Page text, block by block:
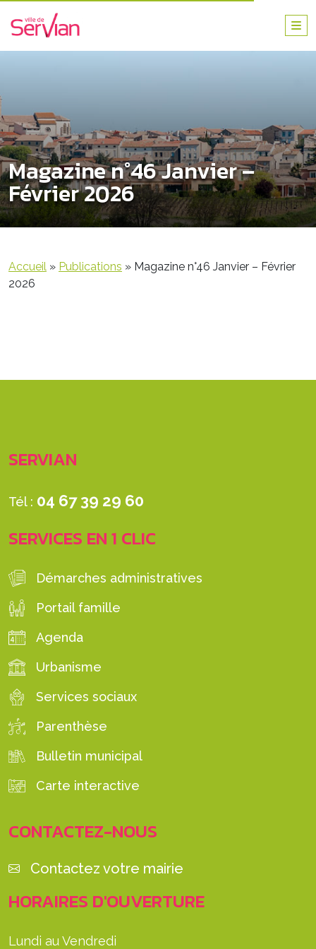
Magazine n°46 Janvier –
Février 2026
Accueil » Publications » Magazine n°46 Janvier – Février
2026
SERVIAN
Tél : 04 67 39 29 60
SERVICES EN 1 CLIC
Démarches administratives
Portail famille
Agenda
Urbanisme
Services sociaux
Parenthèse
Bulletin municipal
Carte interactive
CONTACTEZ-NOUS
Contactez votre mairie
HORAIRES D'OUVERTURE
Lundi au Vendredi